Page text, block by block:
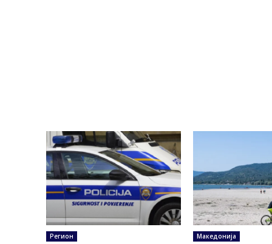
Регион Македонија